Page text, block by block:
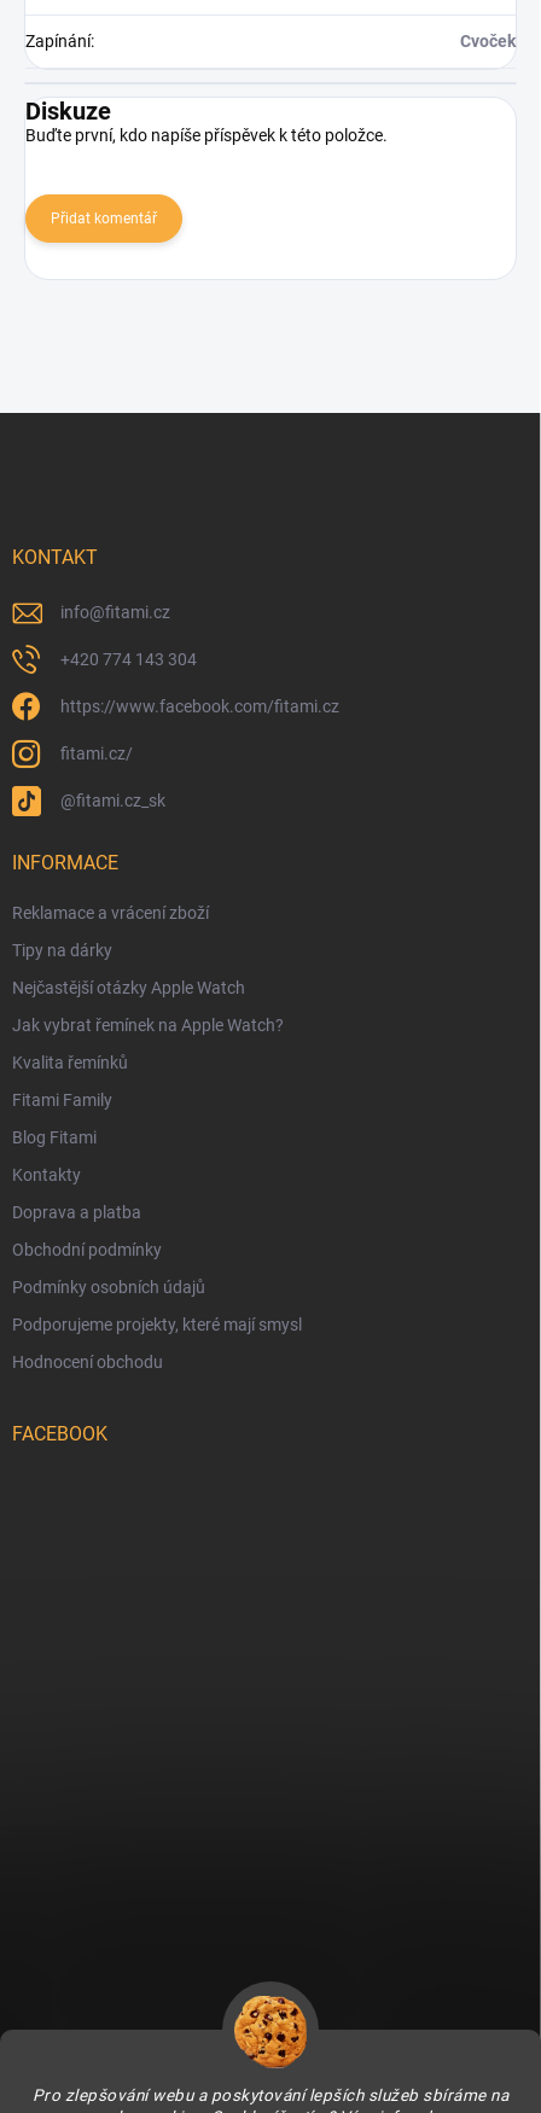
Pro zlepšování webu a poskytování lepších služeb sbíráme na
Zapínání: Cvoček
Diskuze
Buďte první, kdo napíše příspěvek k této položce.
Přidat komentář
KONTAKT
info@fitami.cz
+420 774 143 304
https://www.facebook.com/fitami.cz
fitami.cz/
@fitami.cz_sk
INFORMACE
Reklamace a vrácení zboží
Tipy na dárky
Nejčastější otázky Apple Watch
Jak vybrat řemínek na Apple Watch?
Kvalita řemínků
Fitami Family
Blog Fitami
Kontakty
Doprava a platba
Obchodní podmínky
Podmínky osobních údajů
Podporujeme projekty, které mají smysl
Hodnocení obchodu
FACEBOOK
Fitami.sk Fitami.hu